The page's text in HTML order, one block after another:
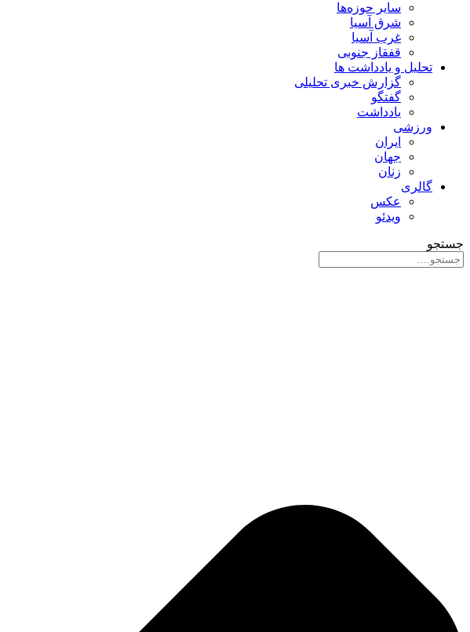
سایر حوزه‌ها
شرق آسیا
غرب آسیا
قفقاز جنوبی
تحلیل و یادداشت ها
گزارش خبری تحلیلی
گفتگو
یادداشت
ورزشی
ایران
جهان
زنان
گالری
عکس
ویدئو
جستجو